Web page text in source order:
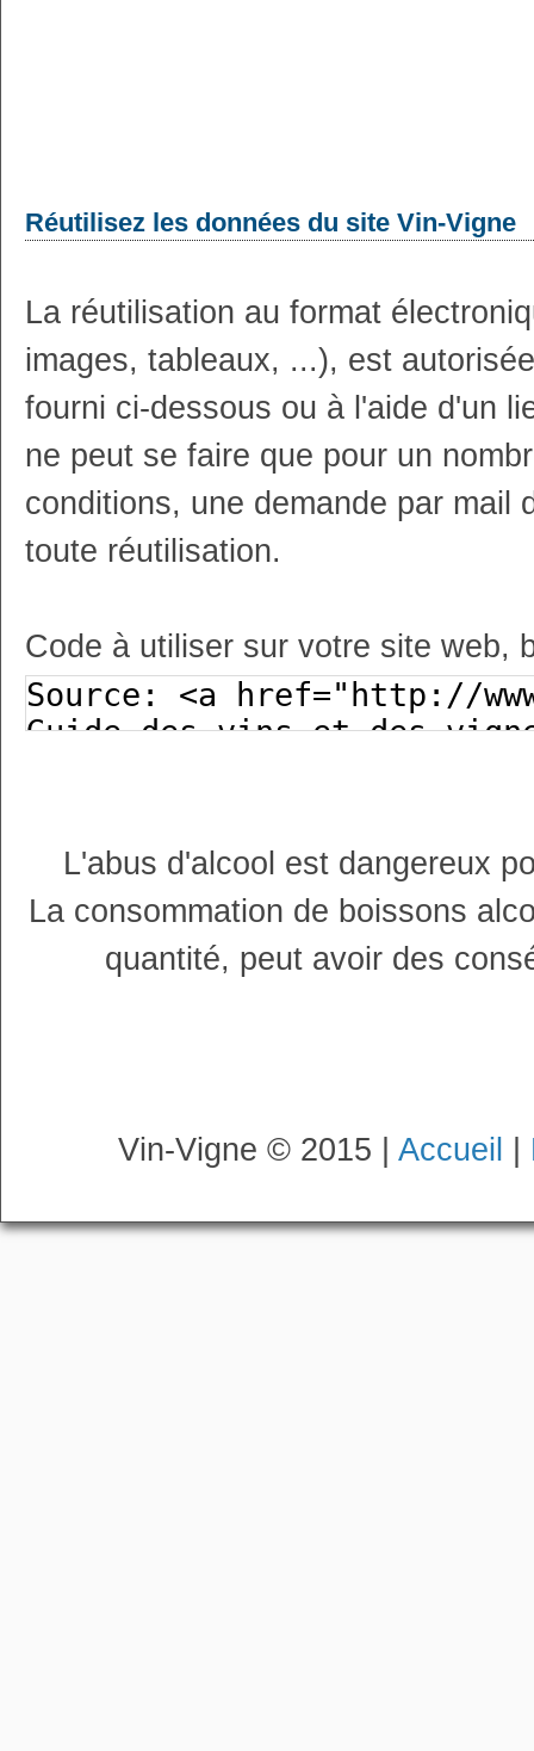
Réutilisez les données du site Vin-Vigne
La réutilisation au format
images, tableaux, ...), est
fourni ci-dessous ou à l'aide d'un
ne peut se faire que pour un
conditions, une demande par mail
toute réutilisation.
Code à utiliser sur votre site web,
L'abus d'alcool est dangereux
La consommation de boissons
quantité, peut avoir des
Vin-Vigne © 2015 | Accueil